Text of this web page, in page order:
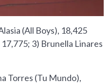
(All Boys), 18,425
3) Brunella Linares
Torres (Tu Mundo),